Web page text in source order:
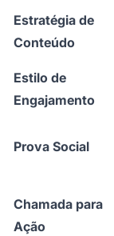
Estratégia de
Conteúdo
Estilo de
Engajamento
Prova Social
Chamada para
Ação